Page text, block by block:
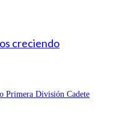
creciendo
Primera División Cadete